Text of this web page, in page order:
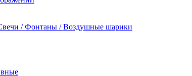
/ Фонтаны / Воздушные шарики